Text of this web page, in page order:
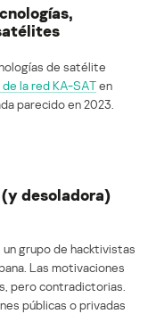
de satélite
de la red KA-SATen
parecido en 2023.
desoladora)
grupo de hacktivistas
Las motivaciones
pero contradictorias.
públicas o privadas